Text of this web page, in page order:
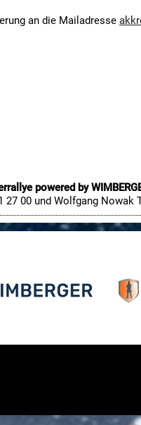
an die Mailadresse
powered by
00 und Wolfgang Nowak